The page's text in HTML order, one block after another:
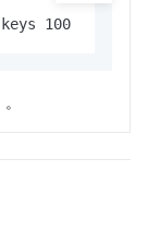
100
。